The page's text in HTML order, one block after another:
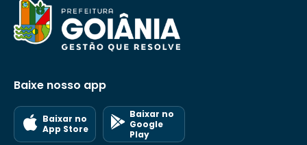
Baixe nosso app
Baixar no
App Store
Baixar no
Google
Play